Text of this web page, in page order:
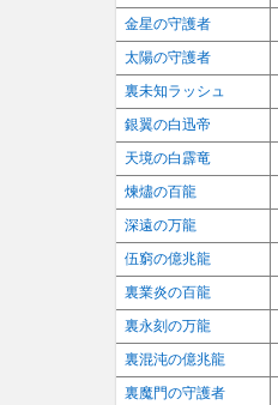
金星の守護者
太陽の守護者
裏未知ラッシュ
銀翼の白迅帝
天境の白霹竜
煉燼の百龍
深遠の万龍
伍窮の億兆龍
裏業炎の百龍
裏永刻の万龍
裏混沌の億兆龍
裏魔門の守護者